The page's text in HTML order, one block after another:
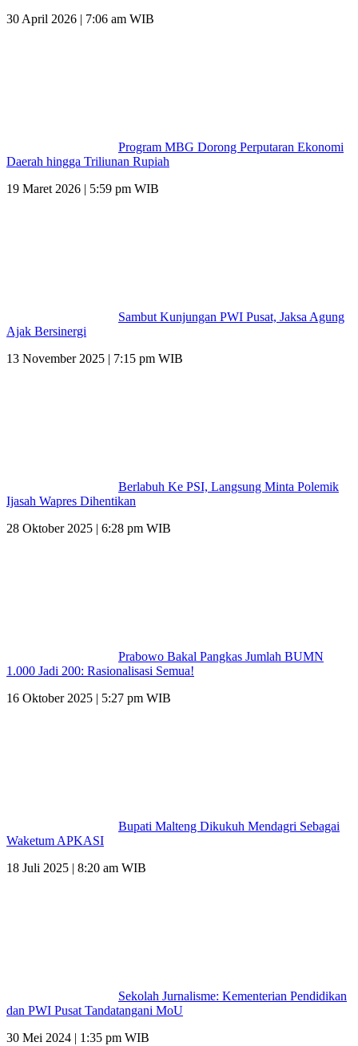
30 April 2026 | 7:06 am WIB
Program MBG Dorong Perputaran Ekonomi
Daerah hingga Triliunan Rupiah
19 Maret 2026 | 5:59 pm WIB
Sambut Kunjungan PWI Pusat, Jaksa Agung
Ajak Bersinergi
13 November 2025 | 7:15 pm WIB
Berlabuh Ke PSI, Langsung Minta Polemik
Ijasah Wapres Dihentikan
28 Oktober 2025 | 6:28 pm WIB
Prabowo Bakal Pangkas Jumlah BUMN
1.000 Jadi 200: Rasionalisasi Semua!
16 Oktober 2025 | 5:27 pm WIB
Bupati Malteng Dikukuh Mendagri Sebagai
Waketum APKASI
18 Juli 2025 | 8:20 am WIB
Sekolah Jurnalisme: Kementerian Pendidikan
dan PWI Pusat Tandatangani MoU
30 Mei 2024 | 1:35 pm WIB